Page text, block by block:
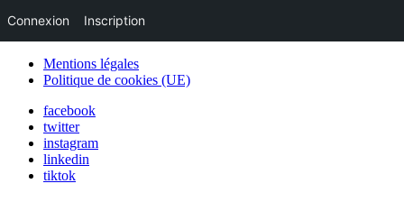
Mentions légales
Politique de cookies (UE)
facebook
twitter
instagram
linkedin
tiktok
Connexion Inscription